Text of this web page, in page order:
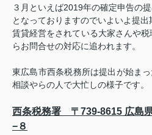
３月といえば2019年の確定申告の
となっておりますのでいよいよ提
賃貸経営をされている大家さんや
らお問合せの対応に追われます。
東広島市西条税務所は提出が始ま
相談やらの人で大忙しの様子です。
西条税務署 〒739-8615 広島
−８